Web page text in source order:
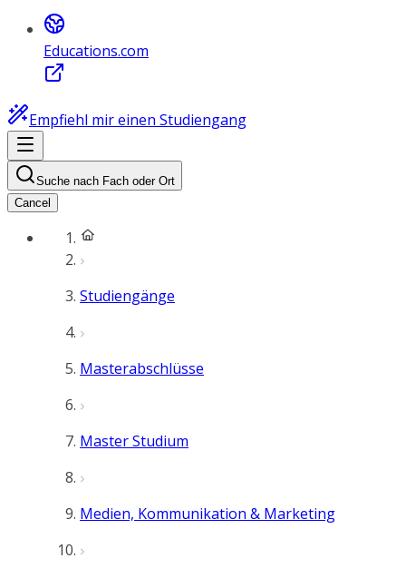
Educations.com
Empfiehl mir einen Studiengang
Suche nach Fach oder Ort
Cancel
Studiengänge
Masterabschlüsse
Master Studium
Medien, Kommunikation & Marketing